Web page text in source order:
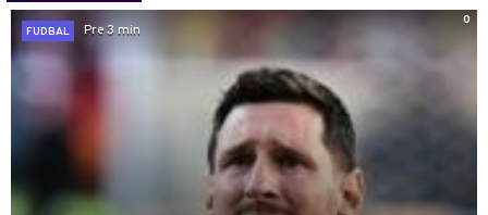
0
FUDBAL
Pre 3 min